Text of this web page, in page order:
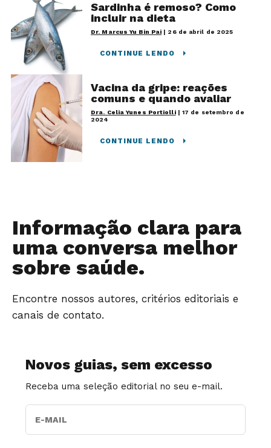
Sardinha é remoso? Como
incluir na dieta
Dr. Marcus Yu Bin Pai | 26 de abril de 2025
CONTINUE LENDO
Vacina da gripe: reações
comuns e quando avaliar
Dra. Celia Yunes Portiolli| 17 de setembro de
2024
CONTINUE LENDO
Informação clara para
uma conversa melhor
sobre saúde.
Encontre nossos autores, critérios editoriais e
canais de contato.
Novos guias, sem excesso
Receba uma seleção editorial no seu e-mail.